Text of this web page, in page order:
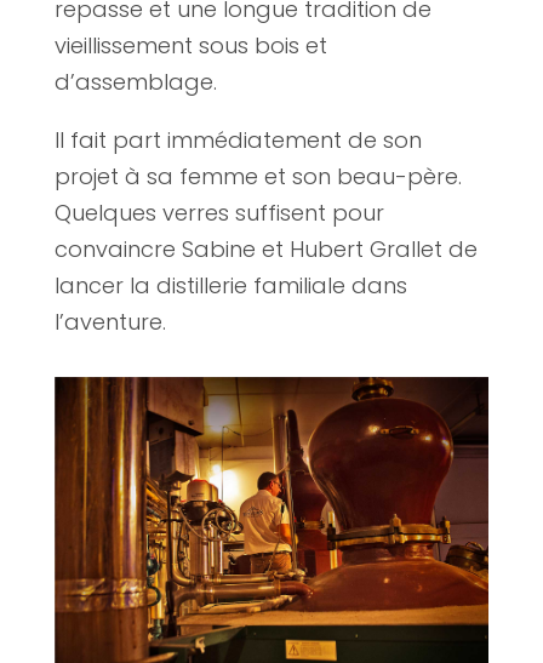
repasse et une longue tradition de
vieillissement sous bois et
d’assemblage.
Il fait part immédiatement de son
projet à sa femme et son beau-père.
Quelques verres suffisent pour
convaincre Sabine et Hubert Grallet de
lancer la distillerie familiale dans
l’aventure.